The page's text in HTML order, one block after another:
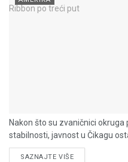
Nakon što su zvaničnici
stabilnosti, javnost u Čikagu
SAZNAJTE VIŠEDETAILS